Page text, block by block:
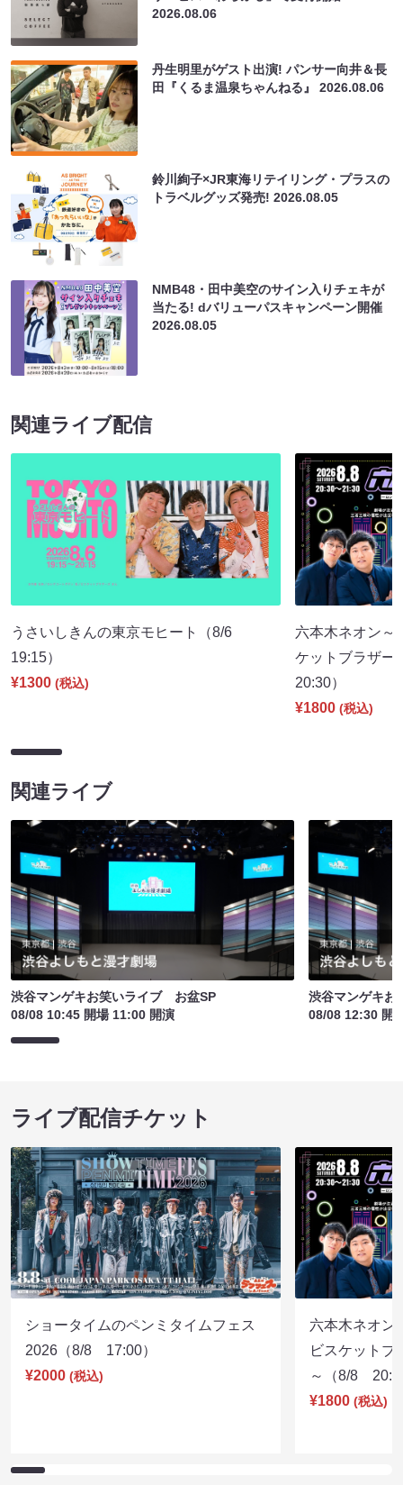
2026.08.06
丹生明里がゲスト出演! パンサー向井＆長
田『くるま温泉ちゃんねる』2026.08.06
鈴川絢子×JR東海リテイリング・プラスの
トラベルグッズ発売!2026.08.05
NMB48・田中美空のサイン入りチェキが
当たる! dバリューパスキャンペーン開催
2026.08.05
関連ライブ配信
うさいしきんの東京モヒート（8/6
19:15）
¥1300 (税込)
六本木ネオン～
ケットブラザ
20:30）
¥1800 (税込)
関連ライブ
渋谷マンゲキお笑いライブ お盆SP
08/08 10:45 開場 11:00 開演
渋谷マンゲキ
08/08 12:30 開
ライブ配信チケット
ショータイムのペンミタイムフェス
2026（8/8 17:00）
¥2000 (税込)
六本木ネオン
ビスケットブ
～（8/8
¥1800 (税込)